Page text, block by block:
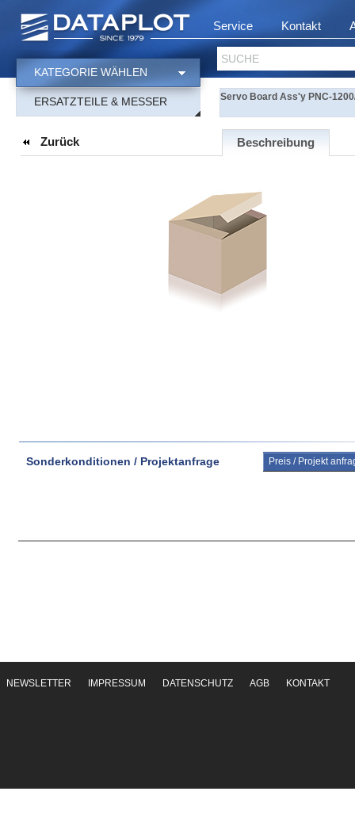
Service Kontakt
SUCHE
KATEGORIE WÄHLEN
ERSATZTEILE & MESSER Servo Board Ass'y PNC-
Zurück Beschreibung
Sonderkonditionen / Projektanfrage Preis / Projekt
NEWSLETTER IMPRESSUM DATENSCHUTZ AGB KONTAKT